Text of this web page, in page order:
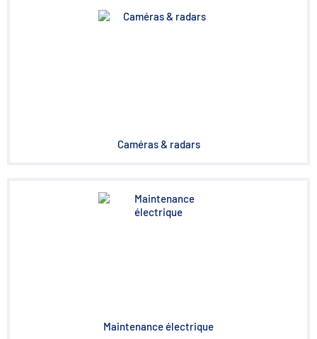
Caméras & radars
Maintenance électrique